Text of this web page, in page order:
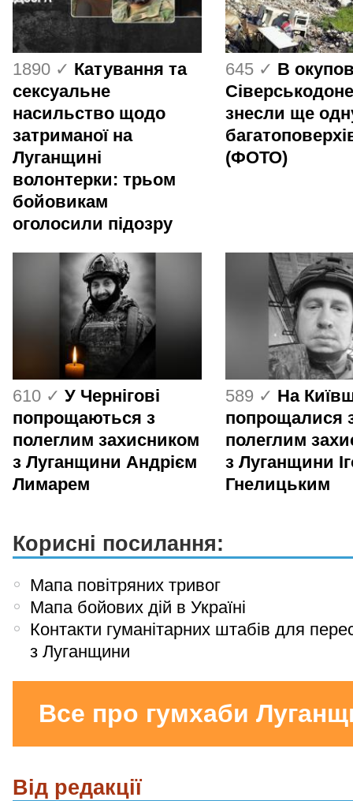
1890 ✓ Катування та
сексуальне
насильство щодо
затриманої на
Луганщині
волонтерки: трьом
бойовикам
оголосили підозру
645 ✓ В
знесли ще
(ФОТО)
610 ✓ У Чернігові
попрощаються з
полеглим захисником
з Луганщини Андрієм
Лимарем
589 ✓ На
попрощалися
полеглим
з Луганщини
Гнелицьким
Корисні посилання:
Мапа повітряних тривог
Мапа бойових дій в Україні
Контакти гуманітарних штабів для
з Луганщини
Все про гумхаби
Від редакції